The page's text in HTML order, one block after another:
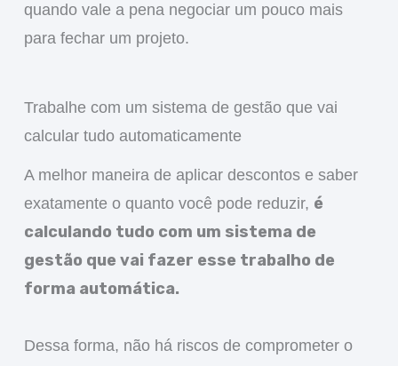
quando vale a pena negociar um pouco mais
para fechar um projeto.
Trabalhe com um sistema de gestão que vai
calcular tudo automaticamente
A melhor maneira de aplicar descontos e saber
exatamente o quanto você pode reduzir, é
calculando tudo com um sistema de
gestão que vai fazer esse trabalho de
forma automática.
Dessa forma, não há riscos de comprometer o